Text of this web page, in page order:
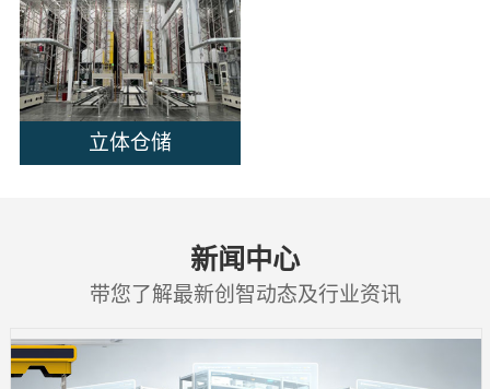
立体仓储
新闻中心
带您了解最新创智动态及行业资讯